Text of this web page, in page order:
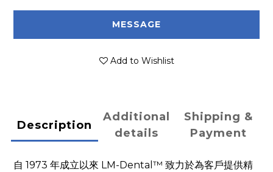
MESSAGE
Add to Wishlist
Description
Additional
details
Shipping &
Payment
自 1973 年成立以來 LM-Dental™ 致力於為客戶提供精